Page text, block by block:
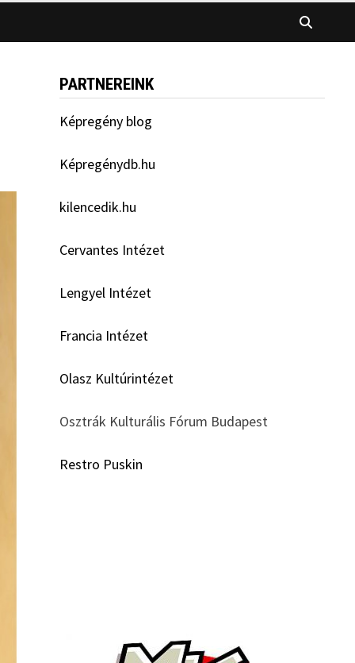
PARTNEREINK
Képregény blog
Képregénydb.hu
kilencedik.hu
Cervantes Intézet
Lengyel Intézet
Francia Intézet
Olasz Kultúrintézet
Osztrák Kulturális Fórum Budapest
Restro Puskin